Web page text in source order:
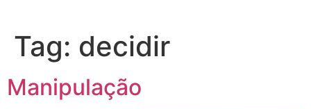
Tag: decidir
Manipulação